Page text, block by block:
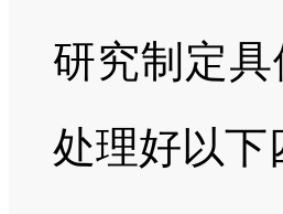
研究制定
处理好以下